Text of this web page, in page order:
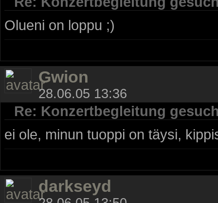
Olueni on loppu ;)
Gwion
28.06.05 13:36
Re: Konzertbegleitung
ei ole, minun tuoppi on täysi,
darkseyd